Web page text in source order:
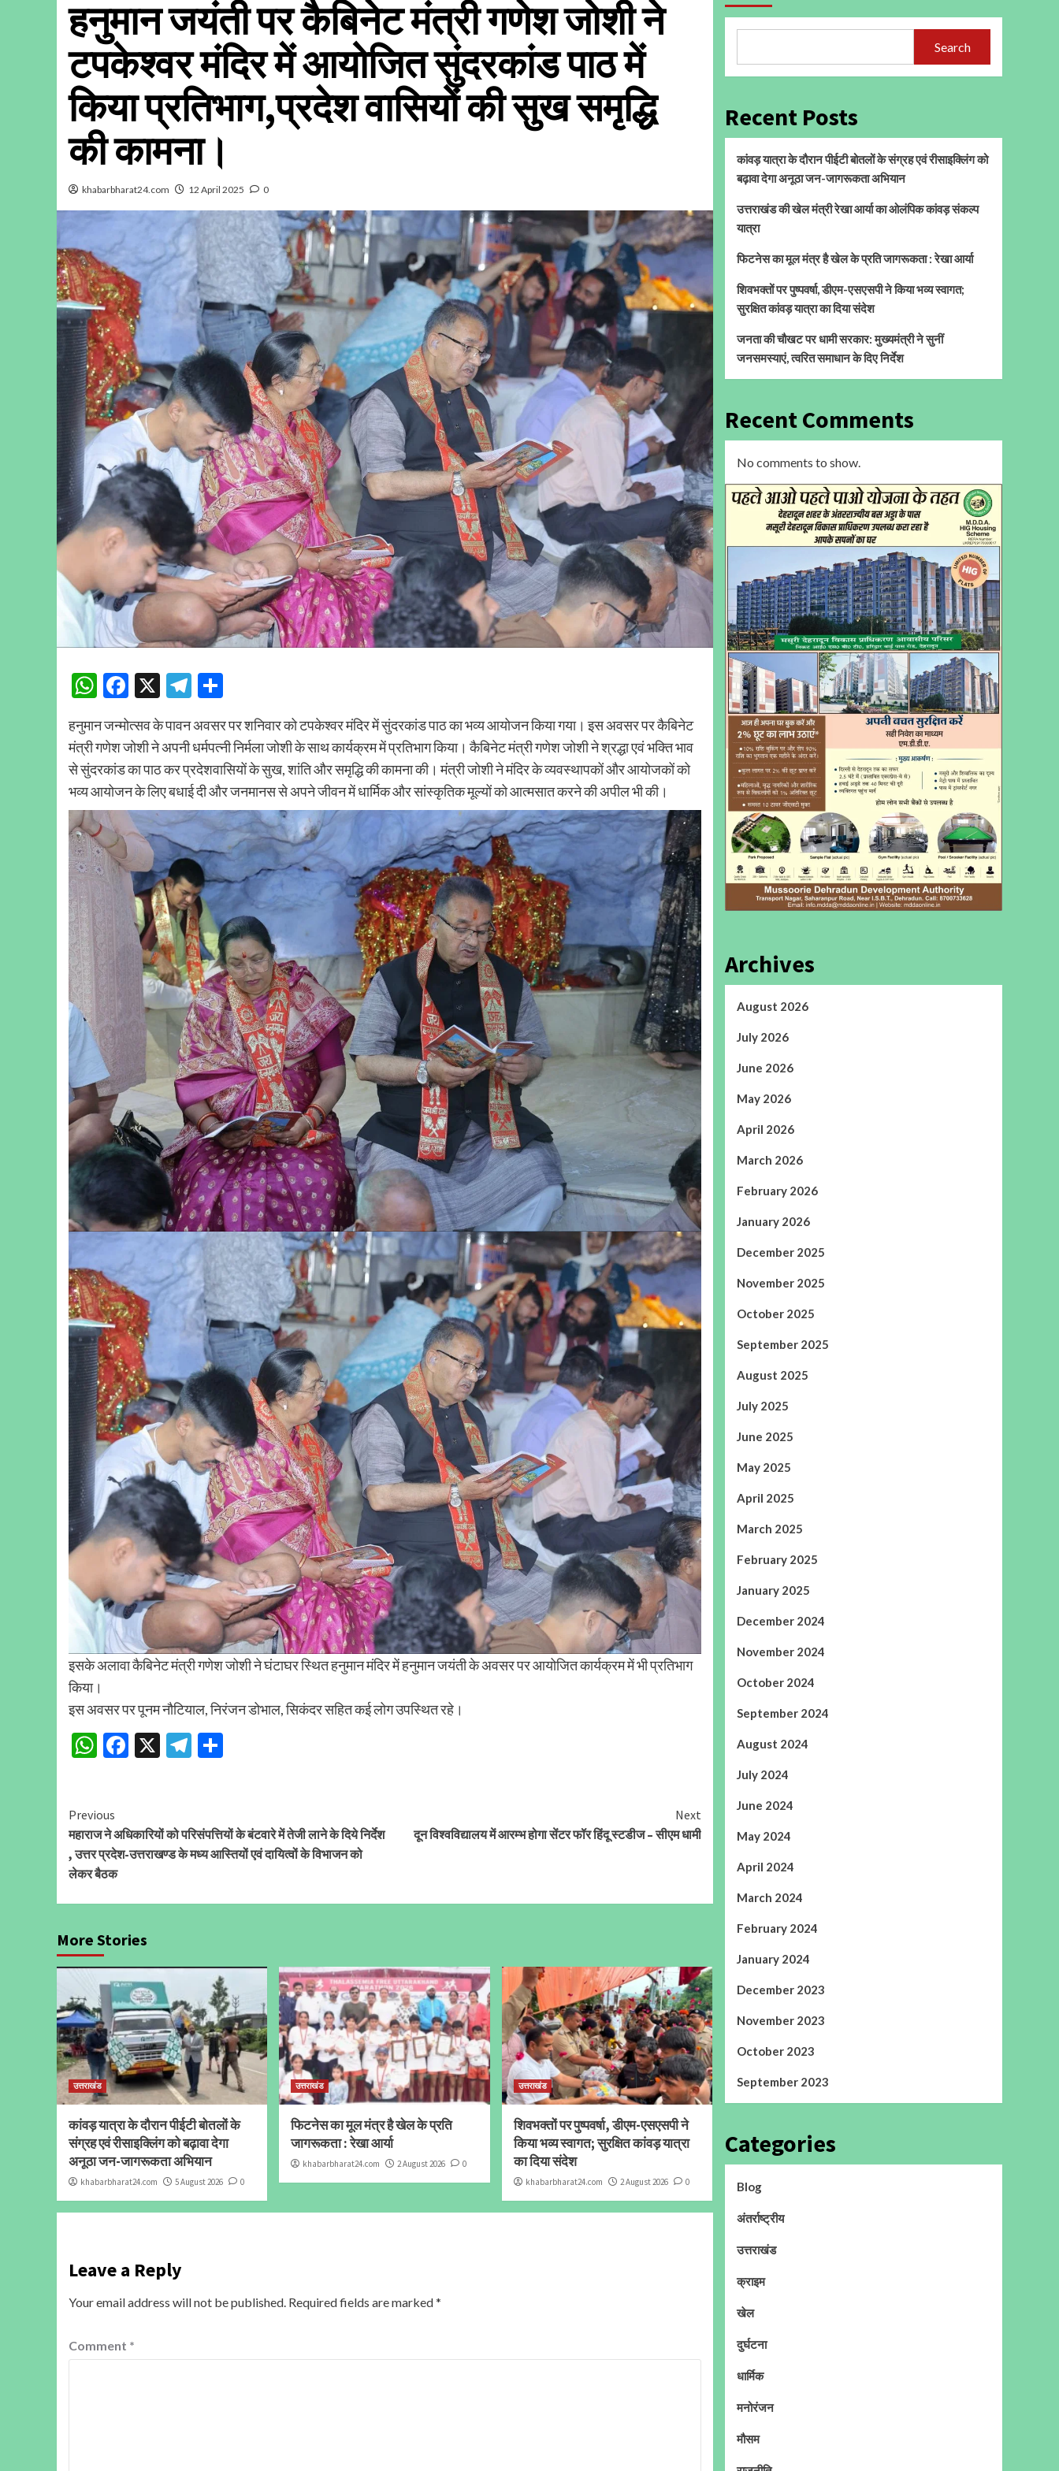
हनुमान जयंती पर कैबिनेट मंत्री गणेश जोशी ने
टपकेश्वर मंदिर में आयोजित सुंदरकांड पाठ में
किया प्रतिभाग,प्रदेश वासियों की सुख समृद्धि
की कामना।
khabarbharat24.com 12 April 2025 0
WhatsApp
Facebook
X Telegram
हनुमान जन्मोत्सव के पावन अवसर पर शनिवार को टपकेश्वर मंदिर में सुंदरकांड पाठ का भव्य आयोजन किया गया। इस अवसर पर कैबिनेट
मंत्री गणेश जोशी ने अपनी धर्मपत्नी निर्मला जोशी के साथ कार्यक्रम में प्रतिभाग किया। कैबिनेट मंत्री गणेश जोशी ने श्रद्धा एवं भक्ति भाव
से सुंदरकांड का पाठ कर प्रदेशवासियों के सुख, शांति और समृद्धि की कामना की। मंत्री जोशी ने मंदिर के व्यवस्थापकों और आयोजकों को
भव्य आयोजन के लिए बधाई दी और जनमानस से अपने जीवन में धार्मिक और सांस्कृतिक मूल्यों को आत्मसात करने की अपील भी की।
इसके अलावा कैबिनेट मंत्री गणेश जोशी ने घंटाघर स्थित हनुमान मंदिर में हनुमान जयंती के अवसर पर आयोजित कार्यक्रम में भी प्रतिभाग
किया।
इस अवसर पर पूनम नौटियाल, निरंजन डोभाल, सिकंदर सहित कई लोग उपस्थित रहे।
WhatsApp
Facebook
X Telegram
Continue
Reading
Previous
महाराज ने अधिकारियों को परिसंपत्तियों के बंटवारे में तेजी लाने के दिये निर्देश
, उत्तर प्रदेश-उत्तराखण्ड के मध्य आस्तियों एवं दायित्वों के विभाजन को
लेकर बैठक
Next
दून विश्वविद्यालय में आरम्भ होगा सेंटर फॉर हिंदू स्टडीज – सीएम धामी
More Stories
उत्तराखंड
कांवड़ यात्रा के दौरान पीईटी बोतलों के
संग्रह एवं रीसाइक्लिंग को बढ़ावा देगा
अनूठा जन-जागरूकता अभियान
khabarbharat24.com 5 August 2026 0
उत्तराखंड
फिटनेस का मूल मंत्र है खेल के प्रति
जागरूकता : रेखा आर्या
khabarbharat24.com 2 August 2026 0
उत्तराखंड
शिवभक्तों पर पुष्पवर्षा, डीएम-एसएसपी ने
किया भव्य स्वागत; सुरक्षित कांवड़ यात्रा
का दिया संदेश
khabarbharat24.com 2 August 2026 0
Leave a Reply
Your email address will not be published. Required fields are marked*
Comment *
Search
Recent Posts
कांवड़ यात्रा के दौरान पीईटी बोतलों के संग्रह एवं रीसाइक्लिंग को
बढ़ावा देगा अनूठा जन-जागरूकता अभियान
उत्तराखंड की खेल मंत्री रेखा आर्या का ओलंपिक कांवड़ संकल्प
यात्रा
फिटनेस का मूल मंत्र है खेल के प्रति जागरूकता : रेखा आर्या
शिवभक्तों पर पुष्पवर्षा, डीएम-एसएसपी ने किया भव्य स्वागत;
सुरक्षित कांवड़ यात्रा का दिया संदेश
जनता की चौखट पर धामी सरकार: मुख्यमंत्री ने सुनीं
जनसमस्याएं, त्वरित समाधान के दिए निर्देश
Recent Comments
No comments to show.
Archives
August 2026
July 2026
June 2026
May 2026
April 2026
March 2026
February 2026
January 2026
December 2025
November 2025
October 2025
September 2025
August 2025
July 2025
June 2025
May 2025
April 2025
March 2025
February 2025
January 2025
December 2024
November 2024
October 2024
September 2024
August 2024
July 2024
June 2024
May 2024
April 2024
March 2024
February 2024
January 2024
December 2023
November 2023
October 2023
September 2023
Categories
Blog
अंतर्राष्ट्रीय
उत्तराखंड
क्राइम
खेल
दुर्घटना
धार्मिक
मनोरंजन
मौसम